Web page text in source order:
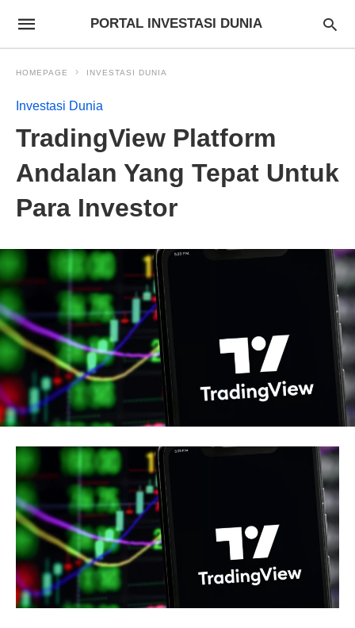
PORTAL INVESTASI DUNIA
HOMEPAGE INVESTASI DUNIA
Investasi Dunia
TradingView Platform
Andalan Yang Tepat Untuk
Para Investor